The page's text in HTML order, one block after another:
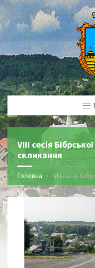
VIII сесія
скликання
Головна VIII сесія